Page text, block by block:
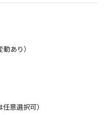
あり）
意選択可）